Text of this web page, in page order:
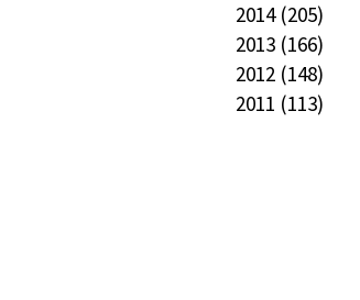
2014 (205)
2013 (166)
2012 (148)
2011 (113)